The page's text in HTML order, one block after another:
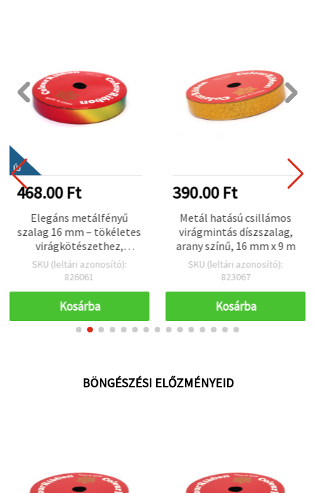
ÚJ
468.00 Ft
Elegáns metálfényű
szalag 16 mm – tökéletes
virágkötészethez,
dekorációhoz és
ajándékcsomagoláshoz
SKU (leltári azonosító):
826061
Kosárba
390.00 Ft
Metál hatású csillámos
virágmintás díszszalag,
arany színű, 16 mm x 9 m
SKU (leltári azonosító):
823067
Kosárba
BÖNGÉSZÉSI ELŐZMÉNYEID